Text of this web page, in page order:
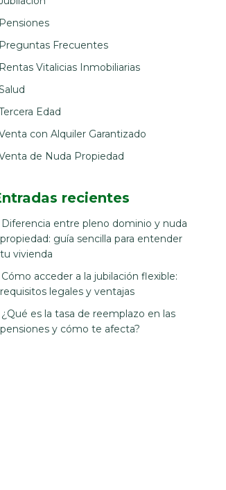
Pensiones
Preguntas Frecuentes
Rentas Vitalicias Inmobiliarias
Edad
con Alquiler Garantizado
de Nuda Propiedad
recientes
Diferencia entre pleno dominio y nuda
propiedad: guía sencilla para entender
tu vivienda
Cómo acceder a la jubilación flexible:
requisitos legales y ventajas
¿Qué es la tasa de reemplazo en las
pensiones y cómo te afecta?